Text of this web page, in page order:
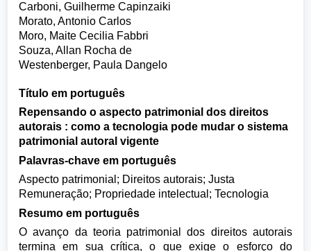
Carboni, Guilherme Capinzaiki
Morato, Antonio Carlos
Moro, Maite Cecilia Fabbri
Souza, Allan Rocha de
Westenberger, Paula Dangelo
Título em português
Repensando o aspecto patrimonial dos direitos
autorais : como a tecnologia pode mudar o sistema
patrimonial autoral vigente
Palavras-chave em português
Aspecto patrimonial; Direitos autorais; Justa
Remuneração; Propriedade intelectual; Tecnologia
Resumo em português
O avanço da teoria patrimonial dos direitos autorais
termina em sua crítica, o que exige o esforço do